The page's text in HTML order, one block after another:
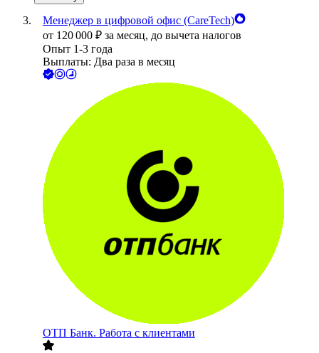
Менеджер в цифровой офис (CareTech)
от 120 000 ₽ за месяц, до вычета налогов
Опыт 1-3 года
Выплаты: Два раза в месяц
ОТП Банк. Работа с клиентами